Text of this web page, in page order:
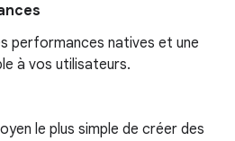
performances natives et une
à vos utilisateurs.
le plus simple de créer des